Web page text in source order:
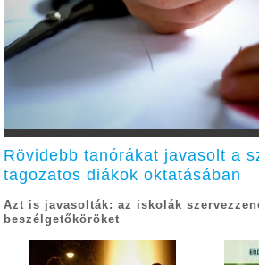
Rövidebb tanórákat javasolt a
tagozatos diákok oktatásában
Azt is javasolták: az iskolák
beszélgetőköröket